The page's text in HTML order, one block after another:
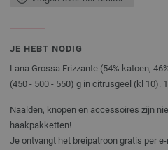
JE HEBT NODIG
Lana Grossa Frizzante (54% katoen,
(450 - 500 - 550) g in citrusgeel (kl 10).
Naalden, knopen en accessoires zijn
haakpakketten!
Je ontvangt het breipatroon gratis per